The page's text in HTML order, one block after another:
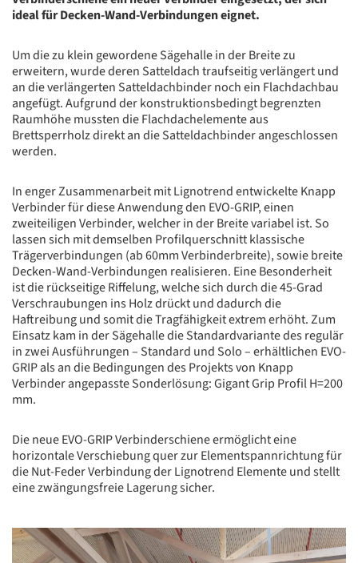
ideal für Decken-Wand-Verbindungen eignet.
Um die zu klein gewordene Sägehalle in der Breite zu
erweitern, wurde deren Satteldach traufseitig verlängert und
an die verlängerten Satteldachbinder noch ein Flachdachbau
angefügt. Aufgrund der konstruktionsbedingt begrenzten
Raumhöhe mussten die Flachdachelemente aus
Brettsperrholz direkt an die Satteldachbinder angeschlossen
werden.
In enger Zusammenarbeit mit Lignotrend entwickelte Knapp
Verbinder für diese Anwendung den EVO-GRIP, einen
zweiteiligen Verbinder, welcher in der Breite variabel ist. So
lassen sich mit demselben Profilquerschnitt klassische
Trägerverbindungen (ab 60mm Verbinderbreite), sowie breite
Decken-Wand-Verbindungen realisieren. Eine Besonderheit
ist die rückseitige Riffelung, welche sich durch die 45-Grad
Verschraubungen ins Holz drückt und dadurch die
Haftreibung und somit die Tragfähigkeit extrem erhöht. Zum
Einsatz kam in der Sägehalle die Standardvariante des regulär
in zwei Ausführungen – Standard und Solo – erhältlichen EVO-
GRIP als an die Bedingungen des Projekts von Knapp
Verbinder angepasste Sonderlösung: Gigant Grip Profil H=200
mm.
Die neue EVO-GRIP Verbinderschiene ermöglicht eine
horizontale Verschiebung quer zur Elementspannrichtung für
die Nut-Feder Verbindung der Lignotrend Elemente und stellt
eine zwängungsfreie Lagerung sicher.